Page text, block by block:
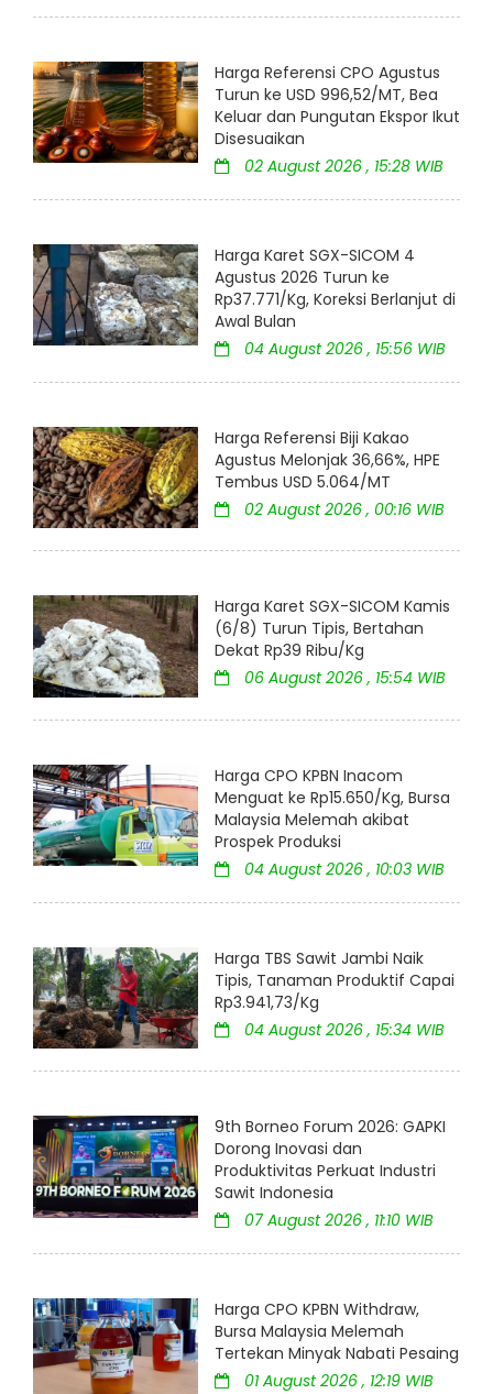
Harga Referensi CPO Agustus
Turun ke USD 996,52/MT, Bea
Keluar dan Pungutan Ekspor Ikut
Disesuaikan
02 August 2026 , 15:28 WIB
Harga Karet SGX-SICOM 4
Agustus 2026 Turun ke
Rp37.771/Kg, Koreksi Berlanjut di
Awal Bulan
04 August 2026 , 15:56 WIB
Harga Referensi Biji Kakao
Agustus Melonjak 36,66%, HPE
Tembus USD 5.064/MT
02 August 2026 , 00:16 WIB
Harga Karet SGX-SICOM Kamis
(6/8) Turun Tipis, Bertahan
Dekat Rp39 Ribu/Kg
06 August 2026 , 15:54 WIB
Harga CPO KPBN Inacom
Menguat ke Rp15.650/Kg, Bursa
Malaysia Melemah akibat
Prospek Produksi
04 August 2026 , 10:03 WIB
Harga TBS Sawit Jambi Naik
Tipis, Tanaman Produktif Capai
Rp3.941,73/Kg
04 August 2026 , 15:34 WIB
9th Borneo Forum 2026: GAPKI
Dorong Inovasi dan
Produktivitas Perkuat Industri
Sawit Indonesia
07 August 2026 , 11:10 WIB
Harga CPO KPBN Withdraw,
Bursa Malaysia Melemah
Tertekan Minyak Nabati Pesaing
01 August 2026 , 12:19 WIB